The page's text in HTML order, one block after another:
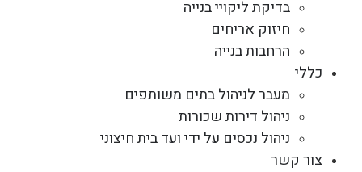
בדיקת ליקויי בנייה
חיזוק אריחים
הרחבות בנייה
כללי
מעבר לניהול בתים משותפים
ניהול דירות שכורות
ניהול נכסים על ידי ועד בית חיצוני
צור קשר